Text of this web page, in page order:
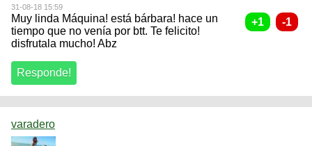
31-08-18 15:59
Muy linda Máquina! está bárbara! hace un
tiempo que no venía por btt. Te felicito!
disfrutala mucho! Abz
varadero